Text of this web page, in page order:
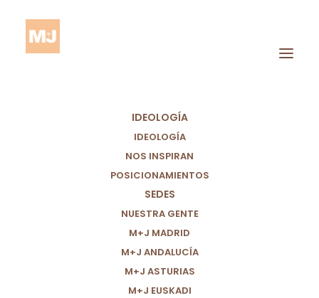
IDEOLOGÍA
IDEOLOGÍA
NOS INSPIRAN
POSICIONAMIENTOS
SEDES
NUESTRA GENTE
M+J MADRID
M+J ANDALUCÍA
M+J ASTURIAS
M+J EUSKADI
Cultura